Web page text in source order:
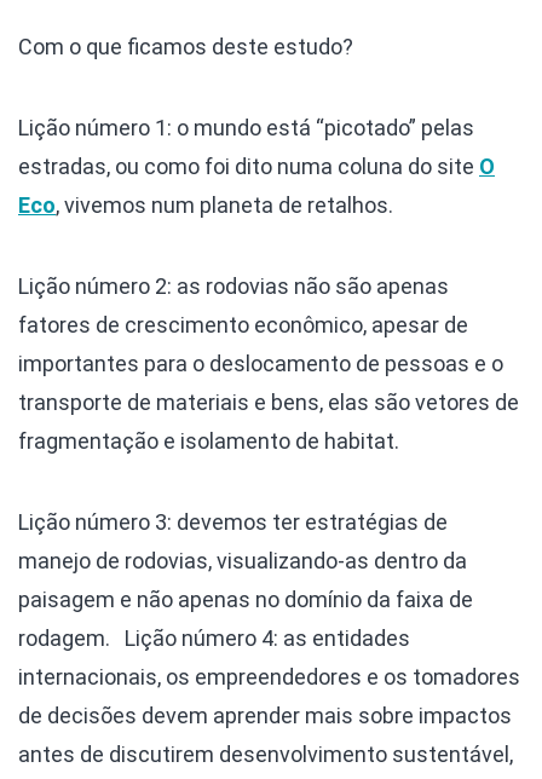
Com o que ficamos deste estudo?
Lição número 1: o mundo está “picotado” pelas
estradas, ou como foi dito numa coluna do site O
Eco, vivemos num planeta de retalhos.
Lição número 2: as rodovias não são apenas
fatores de crescimento econômico, apesar de
importantes para o deslocamento de pessoas e o
transporte de materiais e bens, elas são vetores de
fragmentação e isolamento de habitat.
Lição número 3: devemos ter estratégias de
manejo de rodovias, visualizando-as dentro da
paisagem e não apenas no domínio da faixa de
rodagem.
Lição número 4: as entidades
internacionais, os empreendedores e os tomadores
de decisões devem aprender mais sobre impactos
antes de discutirem desenvolvimento sustentável,